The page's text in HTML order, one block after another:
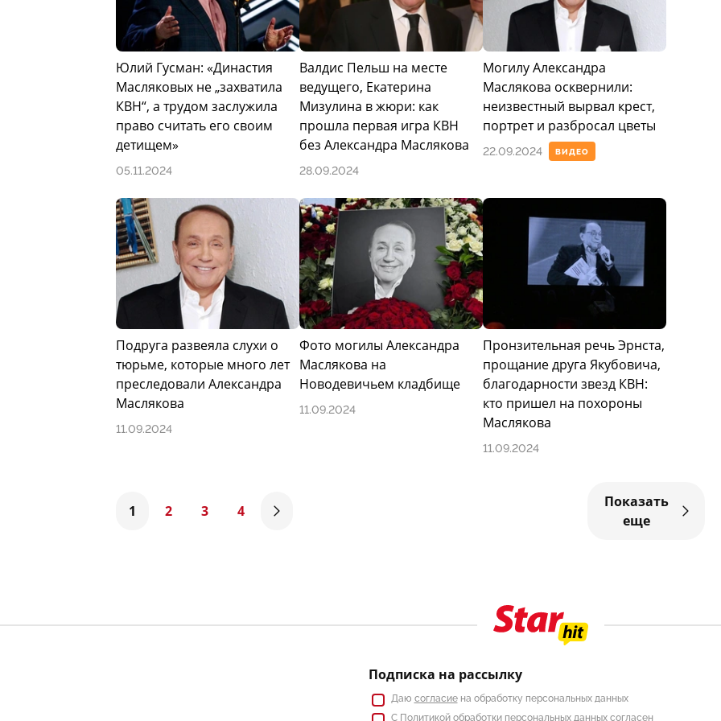
Фото: Legion-Media
Юлий Гусман: «Династия
Масляковых не „захватила
КВН“, а трудом заслужила
право считать его своим
детищем»
05.11.2024
Валдис Пельш на месте
ведущего, Екатерина
Мизулина в жюри: как
прошла первая игра КВН
без Александра Маслякова
28.09.2024
ВИДЕО
Могилу Александра
Маслякова осквернили:
неизвестный вырвал крест,
портрет и разбросал цветы
22.09.2024
Подруга развеяла слухи о
тюрьме, которые много лет
преследовали Александра
Маслякова
11.09.2024
Фото могилы Александра
Маслякова на
Новодевичьем кладбище
11.09.2024
Пронзительная речь Эрнста,
прощание друга Якубовича,
благодарности звезд КВН:
кто пришел на похороны
Маслякова
11.09.2024
1 2 3 4
Показать
еще
Подписка на рассылку
Даю согласиена обработку персональных данных
С Политикойобработки персональных данных согласен